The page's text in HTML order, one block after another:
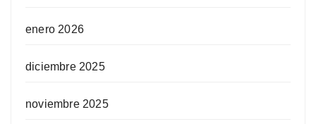
enero 2026
diciembre 2025
noviembre 2025